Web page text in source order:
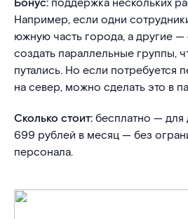
Бонус: поддержка нескольких
Например, если одни
южную часть города, а другие
создать параллельные группы,
путались. Но если потребуется
на север, можно сделать это в
Сколько стоит:бесплатно — для
699 рублей в месяц — без
персонала.